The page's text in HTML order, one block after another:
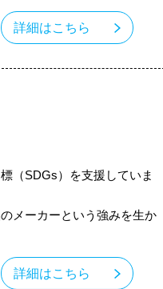
詳細はこちら
（SDGs）を支援していま
メーカーという強みを生か
詳細はこちら